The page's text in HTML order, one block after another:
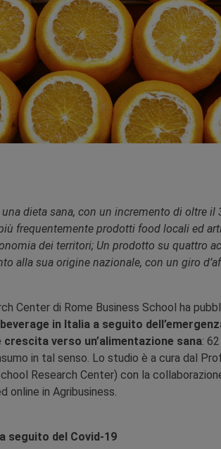
dieta sana, con un incremento di oltre il
frequentemente prodotti food locali ed
dei territori; Un prodotto su quattro
alla sua origine nazionale, con un giro
Center di Rome Business School ha
in Italia a seguito
verso un’alimentazione sana:
in tal senso. Lo studio è a cura dal
Research Center) con la
online in Agribusiness.
seguito del Covid-19